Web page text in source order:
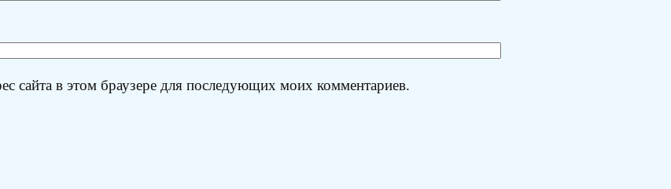
сайта в этом браузере для последующих моих комментариев.